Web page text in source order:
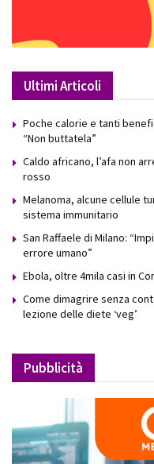
Ultimi Articoli
Poche calorie e tanti
“Non buttatela”
Caldo africano, l’afa non
rosso
Melanoma, alcune cellule
sistema immunitario
San Raffaele di Milano:
errore umano”
Ebola, oltre 4mila casi in
Come dimagrire senza
lezione delle diete ‘veg’
Pubblicità